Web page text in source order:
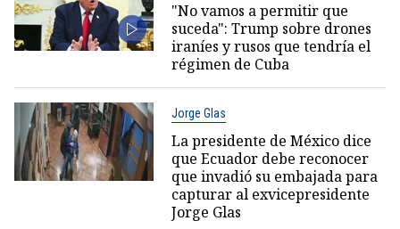
"No vamos a permitir que
suceda": Trump sobre drones
iraníes y rusos que tendría el
régimen de Cuba
Jorge Glas
La presidente de México dice
que Ecuador debe reconocer
que invadió su embajada para
capturar al exvicepresidente
Jorge Glas